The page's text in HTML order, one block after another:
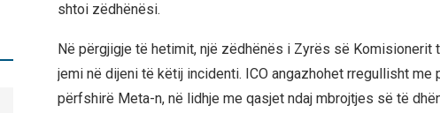
shtoi zëdhënësi.
Në përgjigje të hetimit, një zëdhënës i Zyrës së Komisionerit
jemi në dijeni të këtij incidenti. ICO angazhohet rregullisht
përfshirë Meta-n, në lidhje me qasjet ndaj mbrojtjes së të